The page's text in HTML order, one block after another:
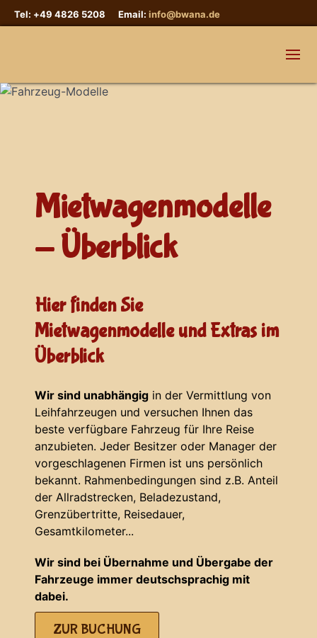
Tel: +49 4826 5208 Email: info@bwana.de
Mietwagenmodelle
- Überblick
Hier finden Sie
Mietwagenmodelle und Extras im
Überblick
Wir sind unabhängig in der Vermittlung von
Leihfahrzeugen und versuchen Ihnen das
beste verfügbare Fahrzeug für Ihre Reise
anzubieten. Jeder Besitzer oder Manager der
vorgeschlagenen Firmen ist uns persönlich
bekannt. Rahmenbedingungen sind z.B. Anteil
der Allradstrecken, Beladezustand,
Grenzübertritte, Reisedauer,
Gesamtkilometer...
Wir sind bei Übernahme und Übergabe der
Fahrzeuge immer deutschsprachig mit
dabei.
ZUR BUCHUNG